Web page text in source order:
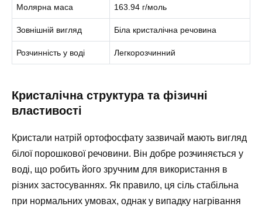
Молярна маса 163.94 г/моль
Зовнішній вигляд Біла кристалічна речовина
Розчинність у воді Легкорозчинний
Кристалічна структура та фізичні
властивості
Кристали натрій ортофосфату зазвичай мають вигляд
білої порошкової речовини. Він добре розчиняється у
воді, що робить його зручним для використання в
різних застосуваннях. Як правило, ця сіль стабільна
при нормальних умовах, однак у випадку нагрівання